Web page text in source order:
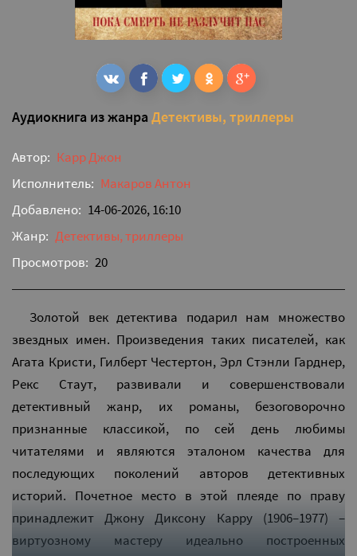
Аудиокнига из жанра Детективы, триллеры
Автор: Карр Джон
Исполнитель: Макаров Антон
Добавлено: 14-06-2026, 16:10
Жанр: Детективы, триллеры
Просмотров: 20
Золотой век детектива подарил нам множество
звездных имен. Произведения таких писателей, как
Агата Кристи, Гилберт Честертон, Эрл Стэнли Гарднер,
Рекс Стаут, развивали и совершенствовали
детективный жанр, их романы, безоговорочно
признанные классикой, по сей день любимы
читателями и являются эталоном качества для
последующих поколений авторов детективных
историй. Почетное место в этой плеяде по праву
принадлежит Джону Диксону Карру (1906–1977) –
виртуозному мастеру идеально построенных